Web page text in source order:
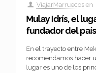
ViajarMarruecos en
Mulay Idrís, el
fundador del país
En el trayecto entre
recomendamos hacer
lugar es uno de los